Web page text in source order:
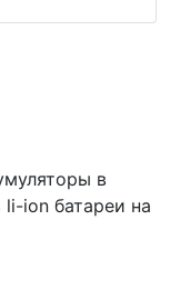
в
ion батареи на